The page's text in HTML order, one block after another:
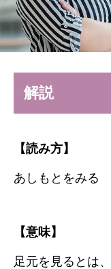
解説
【読み方】
あしもとをみる
【意味】
足元を見るとは